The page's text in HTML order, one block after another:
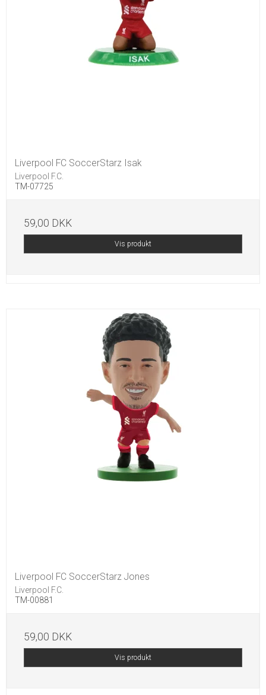
Liverpool FC SoccerStarz Isak
Liverpool F.C.
TM-07725
59,00 DKK
Vis produkt
Liverpool FC SoccerStarz Jones
Liverpool F.C.
TM-00881
59,00 DKK
Vis produkt